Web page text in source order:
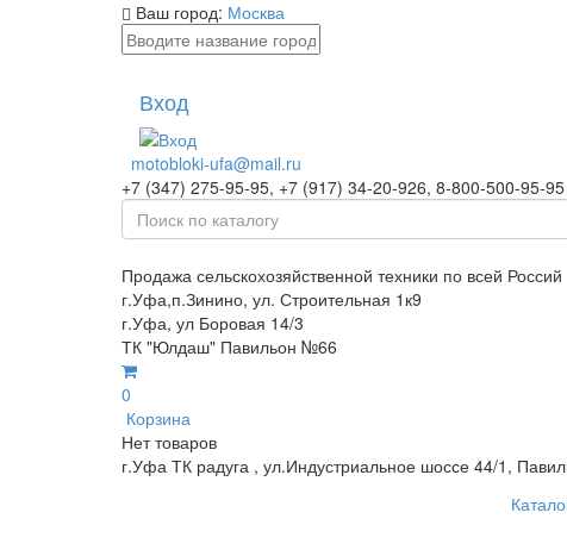
Ваш город: Москва
Вход
motobloki-ufa@mail.ru
+7 (347) 275-95-95, +7 (917) 34-20-926, 8-800-500-95-95
Продажа сельскохозяйственной техники по всей Россий
г.Уфа,п.Зинино, ул. Строительная 1к9
г.Уфа, ул Боровая 14/3
ТК "Юлдаш" Павильон №66
0
Корзина
Нет товаров
г.Уфа ТК радуга , ул.Индустриальное шоссе 44/1,